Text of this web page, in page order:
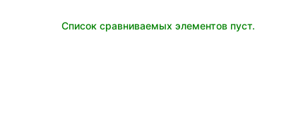
Список сравниваемых элементов пуст.